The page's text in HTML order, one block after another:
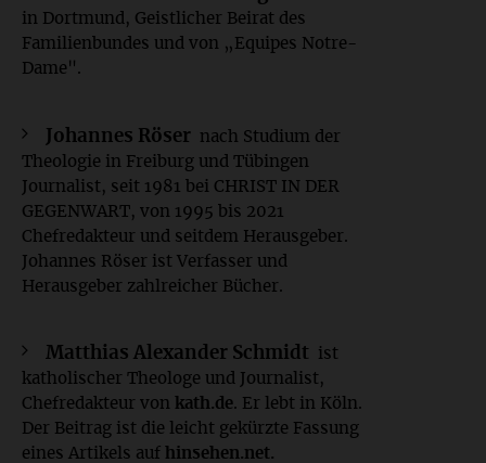
in Dortmund, Geistlicher Beirat des
Familienbundes und von „Equipes Notre-
Dame".
Johannes Röser
nach Studium der
Theologie in Freiburg und Tübingen
Journalist, seit 1981 bei CHRIST IN DER
GEGENWART, von 1995 bis 2021
Chefredakteur und seitdem Herausgeber.
Johannes Röser ist Verfasser und
Herausgeber zahlreicher Bücher.
Matthias Alexander Schmidt
ist
katholischer Theologe und Journalist,
Chefredakteur von
kath.de. Er lebt in Köln.
Der Beitrag ist die leicht gekürzte Fassung
eines Artikels auf hinsehen.net.